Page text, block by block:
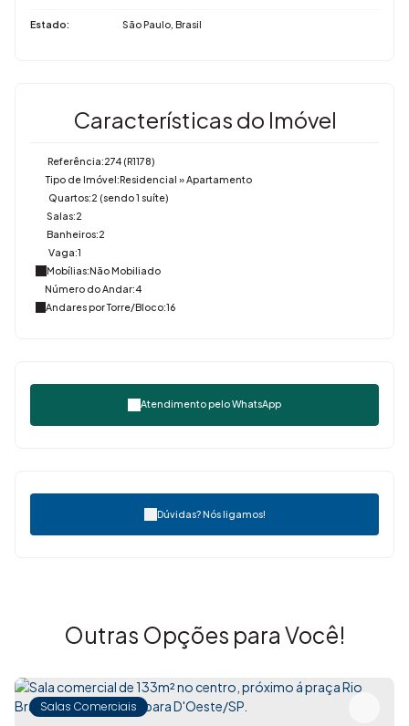
Estado: São Paulo, Brasil
Características do Imóvel
Referência:274 (R1178)
Tipo de Imóvel:Residencial » Apartamento
Quartos:2 (sendo 1 suíte)
Salas:2
Banheiros:2
Vaga:1
Mobílias:Não Mobiliado
Número do Andar:4
Andares por Torre/Bloco:16
Atendimento peloWhatsApp
Dúvidas? Nós ligamos!
Outras Opções para Você!
Salas Comerciais